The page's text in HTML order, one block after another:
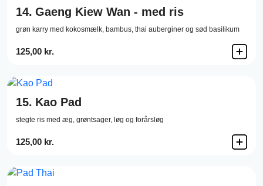
14. Gaeng Kiew Wan - med ris
grøn karry med kokosmælk, bambus, thai auberginer og sød basilikum
125,00 kr.
15. Kao Pad
stegte ris med æg, grøntsager, løg og forårsløg
125,00 kr.